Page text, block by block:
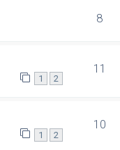
8
1 2
11
1 2
10